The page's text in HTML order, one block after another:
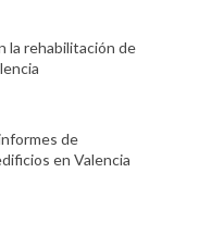
la rehabilitación de
de
en Valencia